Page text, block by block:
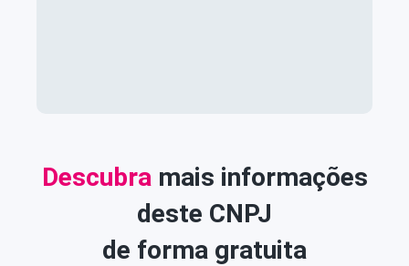
Descubra mais informações
deste CNPJ
de forma gratuita